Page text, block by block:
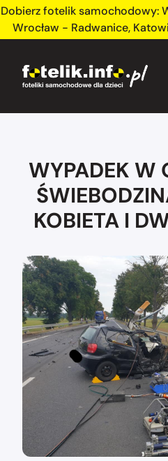
Dobierz fotelik samochodowy:
Wrocław - Radwanice,
WYPADEK W
KOBIETA I